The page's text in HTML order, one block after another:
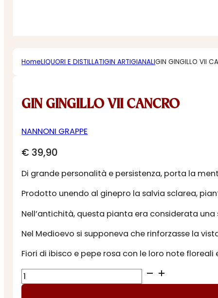
HomeLIQUORI E DISTILLATIGIN ARTIGIANALIGIN GINGILLO VII
GIN GINGILLO VII CANCRO
NANNONI GRAPPE
€ 39,90
Di grande personalità e persistenza, porta la
Prodotto unendo al ginepro la salvia sclarea,
Nell’antichità, questa pianta era considerata
Nel Medioevo si supponeva che rinforzasse la
Fiori di ibisco e pepe rosa con le loro note
GIN
GINGILLO